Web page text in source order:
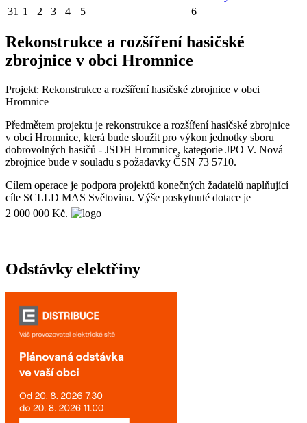
31 1 2 3 4 5 6
Rekonstrukce a rozšíření hasičské
zbrojnice v obci Hromnice
Projekt: Rekonstrukce a rozšíření hasičské zbrojnice v obci
Hromnice
Předmětem projektu je rekonstrukce a rozšíření hasičské zbrojnice
v obci Hromnice, která bude sloužit pro výkon jednotky sboru
dobrovolných hasičů - JSDH Hromnice, kategorie JPO V. Nová
zbrojnice bude v souladu s požadavky ČSN 73 5710.
Cílem operace je podpora projektů konečných žadatelů naplňující
cíle SCLLD MAS Světovina. Výše poskytnuté dotace je
2 000 000 Kč.
Odstávky elektřiny